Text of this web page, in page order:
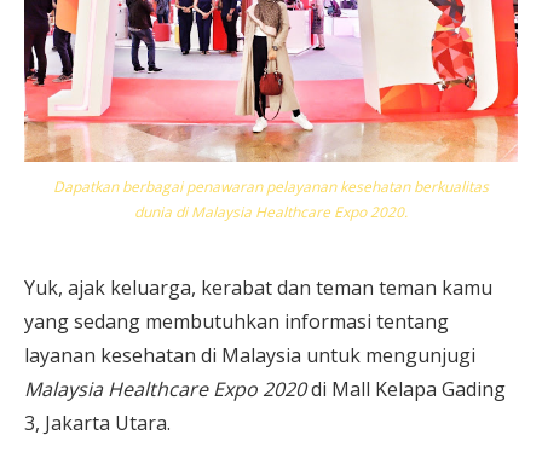
Dapatkan berbagai penawaran pelayanan kesehatan berkualitas
dunia di Malaysia Healthcare Expo 2020.
Yuk, ajak keluarga, kerabat dan teman teman kamu
yang sedang membutuhkan informasi tentang
layanan kesehatan di Malaysia untuk mengunjugi
Malaysia Healthcare Expo 2020di Mall Kelapa Gading
3, Jakarta Utara.